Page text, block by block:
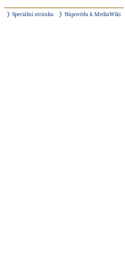
Speciální stránka Nápověda k MediaWiki